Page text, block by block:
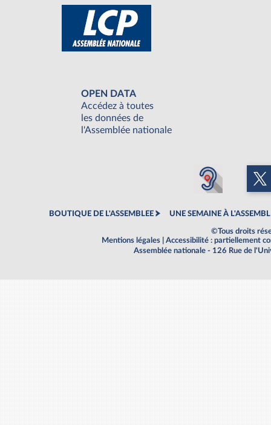
OPEN DATA
Accédez à toutes
les données de
l'Assemblée nationale
BOUTIQUE DE L'ASSEMBLEE UNE SEMAINE À
©Tous droits
Mentions légales
Accessibilité : partiellement
Assemblée nationale - 126 Rue de